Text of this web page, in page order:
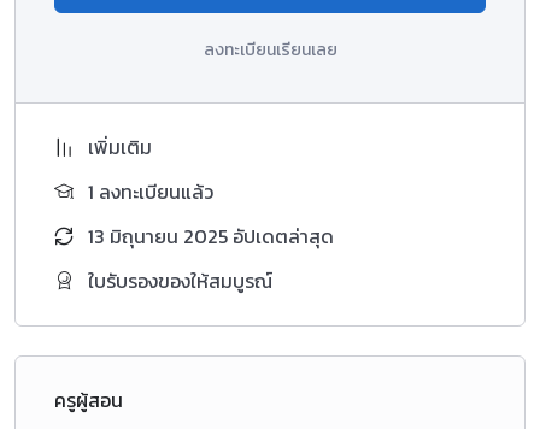
ลงทะเบียนเรียนเลย
เพิ่มเติม
1 ลงทะเบียนแล้ว
13 มิถุนายน 2025 อัปเดตล่าสุด
ใบรับรองของให้สมบูรณ์
ครูผู้สอน